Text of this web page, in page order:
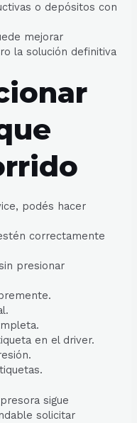
o depósitos con
mejorar
la solución definitiva
podés hacer
correctamente
presionar
en el driver.
sigue
solicitar